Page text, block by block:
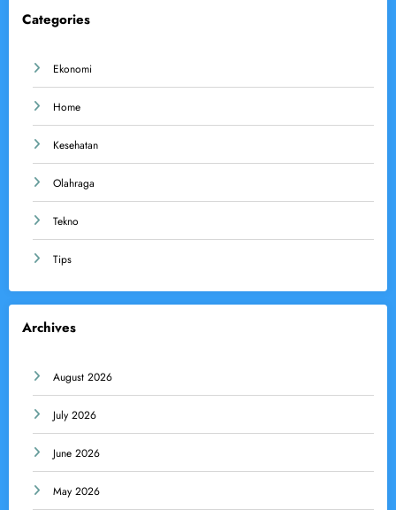
Categories
Ekonomi
Home
Kesehatan
Olahraga
Tekno
Tips
Archives
August 2026
July 2026
June 2026
May 2026